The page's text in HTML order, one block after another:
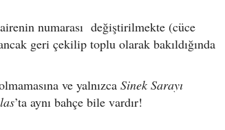
numarası değiştirilmekte (cüce
geri çekilip toplu olarak bakıldığında
ve yalnızca Sinek Sarayı
’ta aynı bahçe bile vardır!